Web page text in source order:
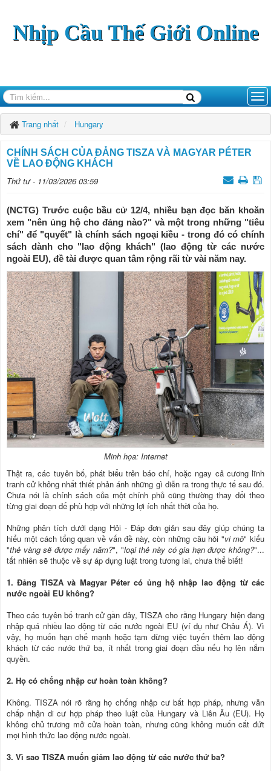
Nhịp Cầu Thế Giới Online
Trang nhất Hungary
CHÍNH SÁCH CỦA ĐẢNG TISZA VÀ MAGYAR PÉTER
VỀ LAO ĐỘNG KHÁCH
Thứ tư - 11/03/2026 03:59
(NCTG) Trước cuộc bầu cử 12/4, nhiều bạn đọc băn khoăn
xem "nên ủng hộ cho đảng nào?" và một trong những "tiêu
chí" để "quyết" là chính sách ngoại kiều - trong đó có chính
sách dành cho "lao động khách" (lao động từ các nước
ngoài EU), đề tài được quan tâm rộng rãi từ vài năm nay.
Minh họa: Internet
Thật ra, các tuyên bố, phát biểu trên báo chí, hoặc ngay cả cương lĩnh
tranh cử không nhất thiết phản ánh những gì diễn ra trong thực tế sau đó.
Chưa nói là chính sách của một chính phủ cũng thường thay dổi theo
từng giai đoạn để phù hợp với những lợi ích nhất thời của họ.
Những phân tích dưới dạng Hỏi - Đáp đơn giản sau đây giúp chúng ta
hiểu một cách tổng quan về vấn đề này, còn những câu hỏi "vi mô" kiểu
"thẻ vàng sẽ được mấy năm?", "loại thẻ này có gia hạn được không?"...
tất nhiên sẽ thuộc về sự áp dụng luật trong tương lai, chưa thể biết!
1. Đảng TISZA và Magyar Péter có ủng hộ nhập lao động từ các
nước ngoài EU không?
Theo các tuyên bố tranh cử gần đây, TISZA cho rằng Hungary hiện đang
nhập quá nhiều lao động từ các nước ngoài EU (ví dụ như Châu Á). Vì
vậy, họ muốn hạn chế mạnh hoặc tạm dừng việc tuyển thêm lao động
khách từ các nước thứ ba, ít nhất trong giai đoạn đầu nếu họ lên nắm
quyền.
2. Họ có chống nhập cư hoàn toàn không?
Không. TISZA nói rõ rằng họ chống nhập cư bất hợp pháp, nhưng vẫn
chấp nhận di cư hợp pháp theo luật của Hungary và Liên Âu (EU). Họ
không chủ trương mở cửa hoàn toàn, nhưng cũng không muốn cắt đứt
mọi hình thức lao động nước ngoài.
3. Vì sao TISZA muốn giảm lao động từ các nước thứ ba?